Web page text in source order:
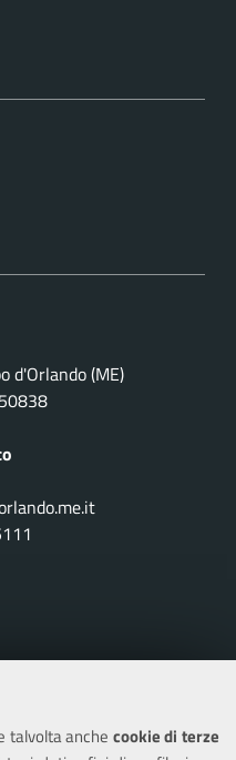
talvolta anche cookie di terze
d'Orlando (ME)